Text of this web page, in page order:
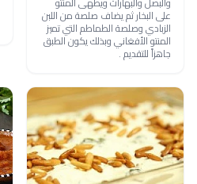
على البخار ثم يضاف صلصة من اللبن
الزبادي وصلصة الطماطم التي تميز
المنتو الأفغاني وبذلك يكون الطبق
جاهزاً للتقديم .